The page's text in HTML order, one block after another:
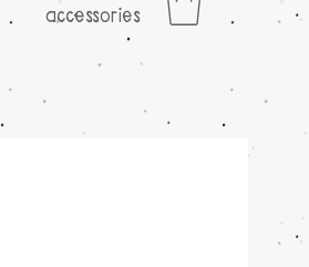
accessories